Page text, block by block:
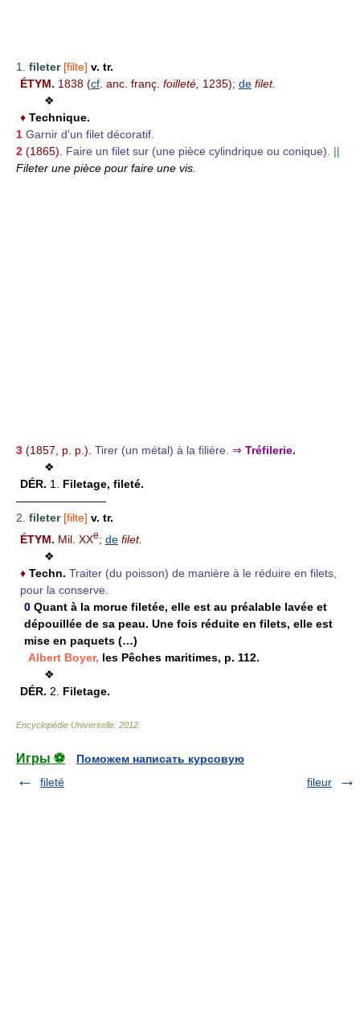
1. fileter [filte] v. tr.
ÉTYM. 1838 (cf. anc. franç. foilleté, 1235); de filet.
❖
♦ Technique.
1 Garnir d'un filet décoratif.
2 (1865). Faire un filet sur (une pièce cylindrique ou conique). ||
Fileter une pièce pour faire une vis.
3 (1857, p. p.). Tirer (un métal) à la filière. ⇒ Tréfilerie.
❖
DÉR. 1. Filetage, fileté.
————————
2. fileter [filte] v. tr.
ÉTYM. Mil. XXe; de filet.
❖
♦ Techn. Traiter (du poisson) de manière à le réduire en filets,
pour la conserve.
0 Quant à la morue filetée, elle est au préalable lavée et
dépouillée de sa peau. Une fois réduite en filets, elle est
mise en paquets (…)
Albert Boyer, les Pêches maritimes, p. 112.
❖
DÉR. 2. Filetage.
Encyclopédie Universelle 2012
Игры ⚽
Поможем написать курсовую
fileté
fileur